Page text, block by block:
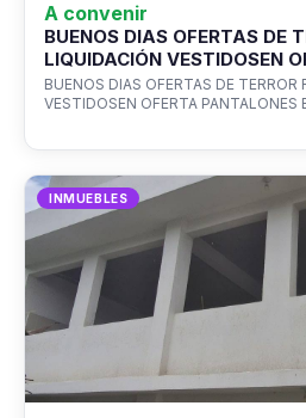
A convenir
BUENOS DIAS OFERTAS DE
LIQUIDACIÓN VESTIDOSEN
BUENOS DIAS OFERTAS DE TERROR
VESTIDOSEN OFERTA PANTALONES
INMUEBLES